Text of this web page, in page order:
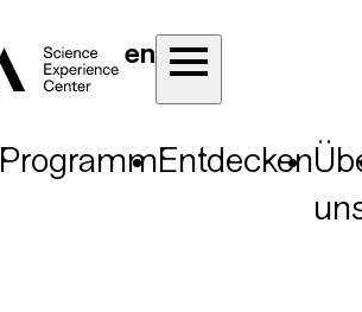
en
ProgrammEntdecken